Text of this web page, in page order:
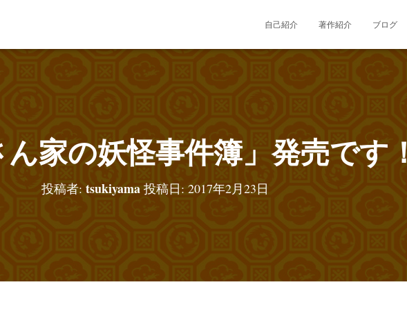
自己紹介 著作紹介 ブログ
家の妖怪事件簿」発売です！
投稿者: tsukiyama投稿日: 2017年2月23日